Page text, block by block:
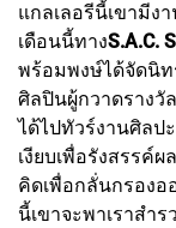
แกลเลอรีนี้เขามีง
เดือนนี้ทางS.A.C.
พร้อมพงษ์ได้จัดนิท
ศิลปินผู้กวาดรางวั
ได้ไปทัวร์งานศิลป
เงียบเพื่อรังสรรค์
คิดเพื่อกลั่นกรองอ
นี้เขาจะพาเราสำ